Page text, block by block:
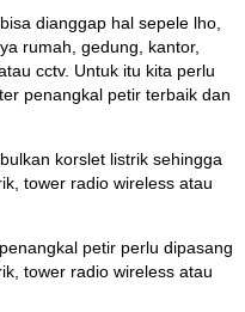
dianggap hal sepele lho,
rumah, gedung, kantor,
cctv. Untuk itu kita perlu
penangkal petir terbaik dan
korslet listrik sehingga
tower radio wireless atau
petir perlu dipasang
tower radio wireless atau